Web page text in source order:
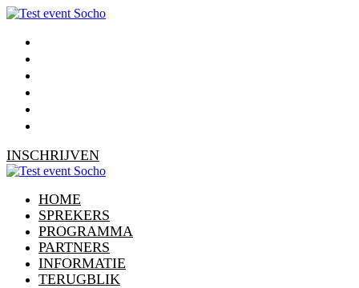
INSCHRIJVEN
HOME
SPREKERS
PROGRAMMA
PARTNERS
INFORMATIE
TERUGBLIK